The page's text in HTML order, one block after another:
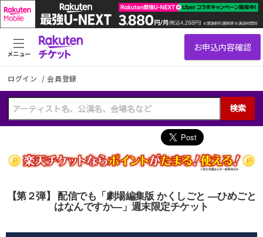
ログイン /会員登録
検索
メニュー
【第２弾】 配信でも「劇場編集版 かくしごと ―ひめごと
はなんですか―」週末限定チケット